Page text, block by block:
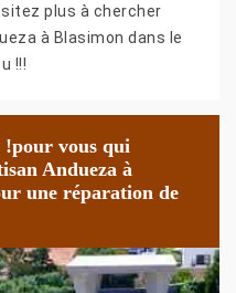
plus à chercher
à Blasimon dans le
!!!
!pour vous qui
Andueza à
une réparation de